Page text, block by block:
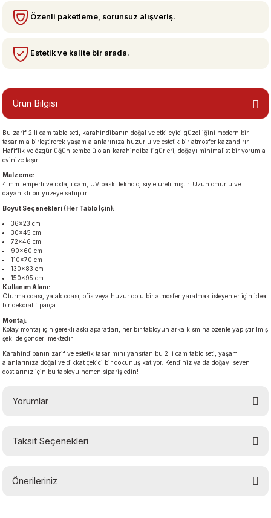
Manzaraları
Özenli paketleme, sorunsuz alışveriş.
Estetik ve kalite bir arada.
Ürün Bilgisi
Bu zarif 2'li cam tablo seti, karahindibanın doğal ve etkileyici güzelliğini modern bir
tasarımla birleştirerek yaşam alanlarınıza huzurlu ve estetik bir atmosfer kazandırır.
Hafiflik ve özgürlüğün sembolü olan karahindiba figürleri, doğayı minimalist bir yorumla
evinize taşır.
Malzeme:
4 mm temperli ve rodajlı cam, UV baskı teknolojisiyle üretilmiştir. Uzun ömürlü ve
dayanıklı bir yüzeye sahiptir.
Boyut Seçenekleri (Her Tablo İçin):
36×23 cm
30×45 cm
72×46 cm
90×60 cm
110×70 cm
130×83 cm
150×95 cm
Kullanım Alanı:
Oturma odası, yatak odası, ofis veya huzur dolu bir atmosfer yaratmak isteyenler için ideal
bir dekoratif parça.
Montaj:
Kolay montaj için gerekli askı aparatları, her bir tabloyun arka kısmına özenle yapıştırılmış
şekilde gönderilmektedir.
Karahindibanın zarif ve estetik tasarımını yansıtan bu 2'li cam tablo seti, yaşam
alanlarınıza doğal ve dikkat çekici bir dokunuş katıyor. Kendiniz ya da doğayı seven
dostlarınız için bu tabloyu hemen sipariş edin!
Yorumlar
Taksit Seçenekleri
Önerileriniz